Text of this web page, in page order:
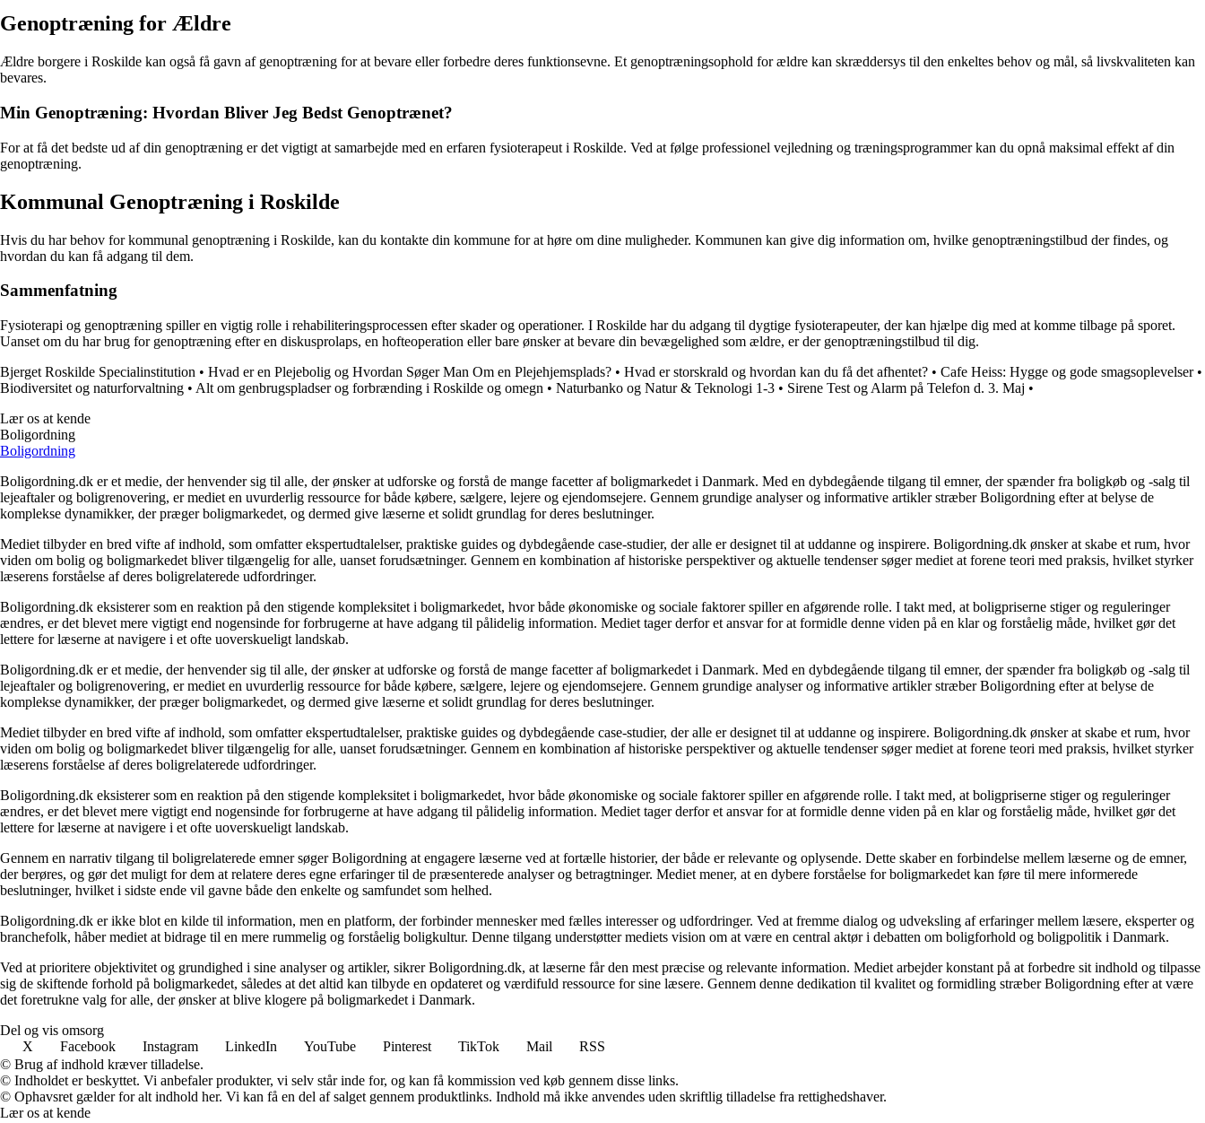
Genoptræning for Ældre
Ældre borgere i Roskilde kan også få gavn af genoptræning for at bevare eller forbedre deres funktionsevne. Et genoptræningsophold for ældre kan skræddersys til den enkeltes behov og mål, så livskvaliteten kan
bevares.
Min Genoptræning: Hvordan Bliver Jeg Bedst Genoptrænet?
For at få det bedste ud af din genoptræning er det vigtigt at samarbejde med en erfaren fysioterapeut i Roskilde. Ved at følge professionel vejledning og træningsprogrammer kan du opnå maksimal effekt af din
genoptræning.
Kommunal Genoptræning i Roskilde
Hvis du har behov for kommunal genoptræning i Roskilde, kan du kontakte din kommune for at høre om dine muligheder. Kommunen kan give dig information om, hvilke genoptræningstilbud der findes, og
hvordan du kan få adgang til dem.
Sammenfatning
Fysioterapi og genoptræning spiller en vigtig rolle i rehabiliteringsprocessen efter skader og operationer. I Roskilde har du adgang til dygtige fysioterapeuter, der kan hjælpe dig med at komme tilbage på sporet.
Uanset om du har brug for genoptræning efter en diskusprolaps, en hofteoperation eller bare ønsker at bevare din bevægelighed som ældre, er der genoptræningstilbud til dig.
Bjerget Roskilde Specialinstitution • Hvad er en Plejebolig og Hvordan Søger Man Om en Plejehjemsplads? • Hvad er storskrald og hvordan kan du få det afhentet? • Cafe Heiss: Hygge og gode smagsoplevelser•
Biodiversitet og naturforvaltning • Alt om genbrugspladser og forbrænding i Roskilde og omegn • Naturbanko og Natur & Teknologi 1-3 • Sirene Test og Alarm på Telefon d. 3. Maj •
Lær os at kende
Boligordning
Boligordning
Boligordning.dk er et medie, der henvender sig til alle, der ønsker at udforske og forstå de mange facetter af boligmarkedet i Danmark. Med en dybdegående tilgang til emner, der spænder fra boligkøb og -salg til
lejeaftaler og boligrenovering, er mediet en uvurderlig ressource for både købere, sælgere, lejere og ejendomsejere. Gennem grundige analyser og informative artikler stræber Boligordning efter at belyse de
komplekse dynamikker, der præger boligmarkedet, og dermed give læserne et solidt grundlag for deres beslutninger.
Mediet tilbyder en bred vifte af indhold, som omfatter ekspertudtalelser, praktiske guides og dybdegående case-studier, der alle er designet til at uddanne og inspirere. Boligordning.dk ønsker at skabe et rum, hvor
viden om bolig og boligmarkedet bliver tilgængelig for alle, uanset forudsætninger. Gennem en kombination af historiske perspektiver og aktuelle tendenser søger mediet at forene teori med praksis, hvilket styrker
læserens forståelse af deres boligrelaterede udfordringer.
Boligordning.dk eksisterer som en reaktion på den stigende kompleksitet i boligmarkedet, hvor både økonomiske og sociale faktorer spiller en afgørende rolle. I takt med, at boligpriserne stiger og reguleringer
ændres, er det blevet mere vigtigt end nogensinde for forbrugerne at have adgang til pålidelig information. Mediet tager derfor et ansvar for at formidle denne viden på en klar og forståelig måde, hvilket gør det
lettere for læserne at navigere i et ofte uoverskueligt landskab.
Boligordning.dk er et medie, der henvender sig til alle, der ønsker at udforske og forstå de mange facetter af boligmarkedet i Danmark. Med en dybdegående tilgang til emner, der spænder fra boligkøb og -salg til
lejeaftaler og boligrenovering, er mediet en uvurderlig ressource for både købere, sælgere, lejere og ejendomsejere. Gennem grundige analyser og informative artikler stræber Boligordning efter at belyse de
komplekse dynamikker, der præger boligmarkedet, og dermed give læserne et solidt grundlag for deres beslutninger.
Mediet tilbyder en bred vifte af indhold, som omfatter ekspertudtalelser, praktiske guides og dybdegående case-studier, der alle er designet til at uddanne og inspirere. Boligordning.dk ønsker at skabe et rum, hvor
viden om bolig og boligmarkedet bliver tilgængelig for alle, uanset forudsætninger. Gennem en kombination af historiske perspektiver og aktuelle tendenser søger mediet at forene teori med praksis, hvilket styrker
læserens forståelse af deres boligrelaterede udfordringer.
Boligordning.dk eksisterer som en reaktion på den stigende kompleksitet i boligmarkedet, hvor både økonomiske og sociale faktorer spiller en afgørende rolle. I takt med, at boligpriserne stiger og reguleringer
ændres, er det blevet mere vigtigt end nogensinde for forbrugerne at have adgang til pålidelig information. Mediet tager derfor et ansvar for at formidle denne viden på en klar og forståelig måde, hvilket gør det
lettere for læserne at navigere i et ofte uoverskueligt landskab.
Gennem en narrativ tilgang til boligrelaterede emner søger Boligordning at engagere læserne ved at fortælle historier, der både er relevante og oplysende. Dette skaber en forbindelse mellem læserne og de emner,
der berøres, og gør det muligt for dem at relatere deres egne erfaringer til de præsenterede analyser og betragtninger. Mediet mener, at en dybere forståelse for boligmarkedet kan føre til mere informerede
beslutninger, hvilket i sidste ende vil gavne både den enkelte og samfundet som helhed.
Boligordning.dk er ikke blot en kilde til information, men en platform, der forbinder mennesker med fælles interesser og udfordringer. Ved at fremme dialog og udveksling af erfaringer mellem læsere, eksperter og
branchefolk, håber mediet at bidrage til en mere rummelig og forståelig boligkultur. Denne tilgang understøtter mediets vision om at være en central aktør i debatten om boligforhold og boligpolitik i Danmark.
Ved at prioritere objektivitet og grundighed i sine analyser og artikler, sikrer Boligordning.dk, at læserne får den mest præcise og relevante information. Mediet arbejder konstant på at forbedre sit indhold og tilpasse
sig de skiftende forhold på boligmarkedet, således at det altid kan tilbyde en opdateret og værdifuld ressource for sine læsere. Gennem denne dedikation til kvalitet og formidling stræber Boligordning efter at være
det foretrukne valg for alle, der ønsker at blive klogere på boligmarkedet i Danmark.
Del og vis omsorg
X
Facebook Instagram LinkedIn YouTube Pinterest TikTok Mail
RSS
© Brug af indhold kræver tilladelse.
© Indholdet er beskyttet. Vi anbefaler produkter, vi selv står inde for, og kan få kommission ved køb gennem disse links.
© Ophavsret gælder for alt indhold her. Vi kan få en del af salget gennem produktlinks. Indhold må ikke anvendes uden skriftlig tilladelse fra rettighedshaver.
Lær os at kende